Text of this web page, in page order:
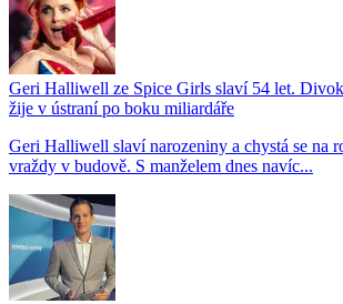
Geri Halliwell ze Spice Girls slaví 54 let.
žije v ústraní po boku miliardáře
Geri Halliwell slaví narozeniny a chystá se na
vraždy v budově. S manželem dnes navíc...